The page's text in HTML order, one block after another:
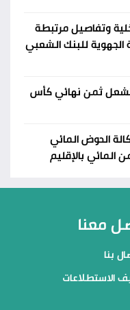
وتفاصيل مرتبطة
الجهوية للبنك الشعبي
تُشعل ثمن نهائي كأس
الحوض المائي
بالإقليم
معنا
بنا
الاستطلاعات